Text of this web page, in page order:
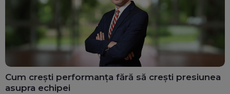
Cum crești performanța fără să crești presiunea
asupra echipei